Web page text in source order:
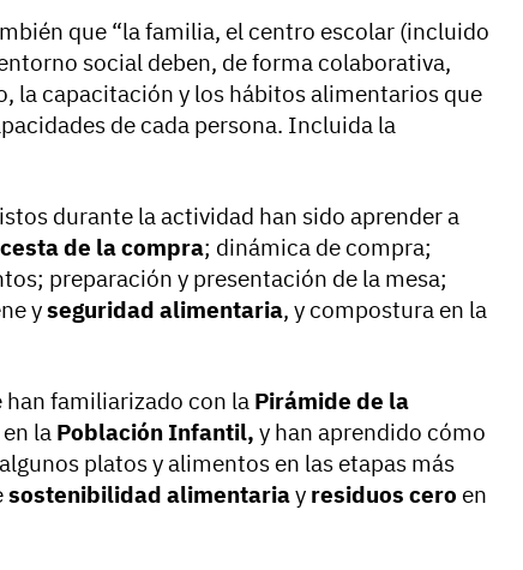
que “la familia, el centro escolar (incluido
social deben, de forma colaborativa,
la capacitación y los hábitos alimentarios que
de cada persona. Incluida la
durante la actividad han sido aprender a
cesta de la compra; dinámica de compra;
preparación y presentación de la mesa;
yseguridad alimentaria, y compostura en la
han familiarizado con la Pirámide de la
en la Población Infantil, y han aprendido cómo
platos y alimentos en las etapas más
sostenibilidad alimentariay residuos cero en